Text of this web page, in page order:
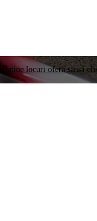
Puține locuri oferă șansa